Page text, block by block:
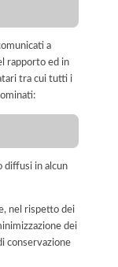
a
rapporto ed in
tra cui tutti i
diffusi in alcun
nel rispetto dei
dei
conservazione